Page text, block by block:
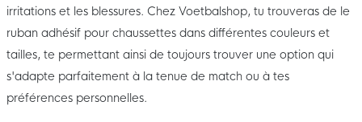
irritations et les blessures. Chez Voetbalshop, tu trouveras de le
ruban adhésif pour chaussettes dans différentes couleurs et
tailles, te permettant ainsi de toujours trouver une option qui
s'adapte parfaitement à la tenue de match ou à tes
préférences personnelles.